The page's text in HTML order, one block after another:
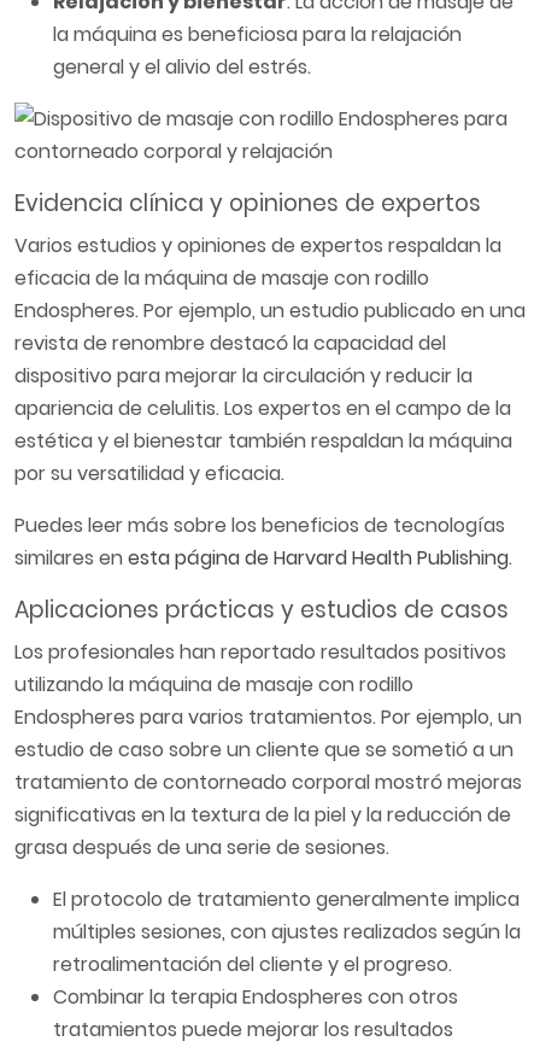
la máquina es beneficiosa para la relajación
general y el alivio del estrés.
Evidencia clínica y opiniones de expertos
Varios estudios y opiniones de expertos respaldan la
eficacia de la máquina de masaje con rodillo
Endospheres. Por ejemplo, un estudio publicado en una
revista de renombre destacó la capacidad del
dispositivo para mejorar la circulación y reducir la
apariencia de celulitis. Los expertos en el campo de la
estética y el bienestar también respaldan la máquina
por su versatilidad y eficacia.
Puedes leer más sobre los beneficios de tecnologías
similares enesta página de Harvard Health Publishing.
Aplicaciones prácticas y estudios de casos
Los profesionales han reportado resultados positivos
utilizando la máquina de masaje con rodillo
Endospheres para varios tratamientos. Por ejemplo, un
estudio de caso sobre un cliente que se sometió a un
tratamiento de contorneado corporal mostró mejoras
significativas en la textura de la piel y la reducción de
grasa después de una serie de sesiones.
El protocolo de tratamiento generalmente implica
múltiples sesiones, con ajustes realizados según la
retroalimentación del cliente y el progreso.
Combinar la terapia Endospheres con otros
tratamientos puede mejorar los resultados